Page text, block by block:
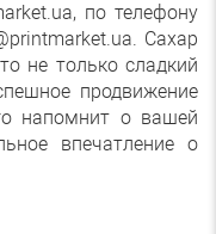
по телефону
Сахар
не только сладкий
продвижение
напомнит о вашей
впечатление о